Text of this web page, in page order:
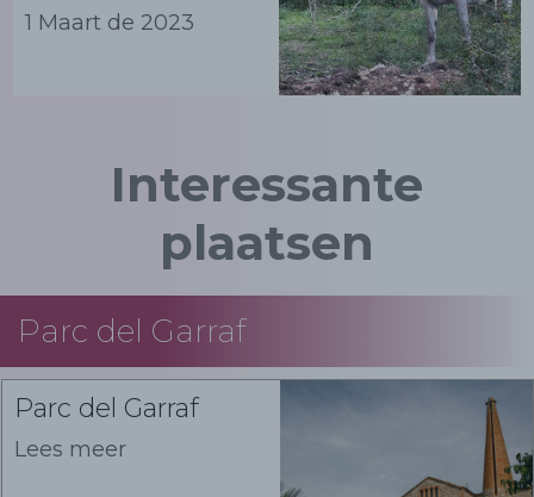
1 Maart de 2023
Interessante
plaatsen
Parc del Garraf
Parc del Garraf
Lees meer